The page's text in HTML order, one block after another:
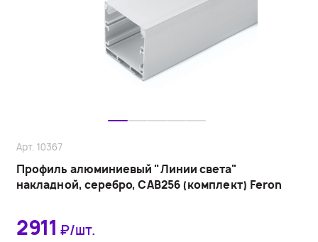
Профиль алюминиевый "Линии света"
накладной, серебро, CAB256 (комплект) Feron
Арт. 10367
2911 ₽/шт.